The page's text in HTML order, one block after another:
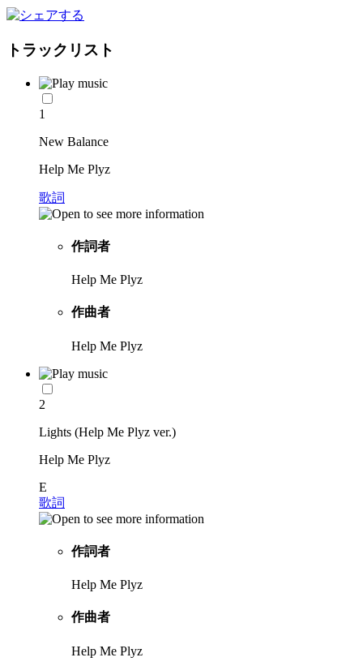
トラックリスト
1
New Balance
Help Me Plyz
歌詞
作詞者
Help Me Plyz
作曲者
Help Me Plyz
2
Lights (Help Me Plyz ver.)
Help Me Plyz
E
歌詞
作詞者
Help Me Plyz
作曲者
Help Me Plyz